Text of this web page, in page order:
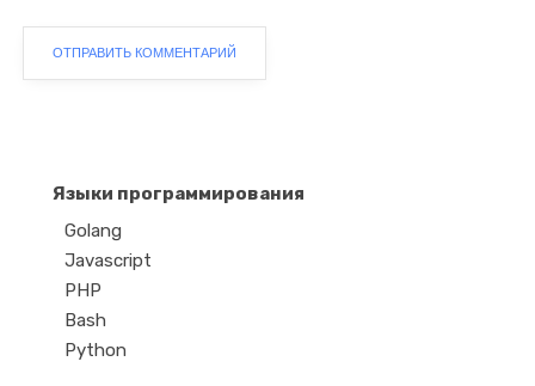
Языки программирования
Golang
Javascript
PHP
Bash
Python